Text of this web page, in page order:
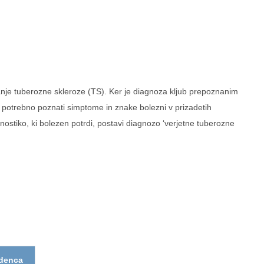
tuberozne skleroze (TS). Ker je diagnoza kljub prepoznanim
poznati simptome in znake bolezni v prizadetih
ki bolezen potrdi, postavi diagnozo ‘verjetne tuberozne